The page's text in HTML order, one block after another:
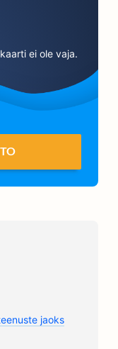
ei ole vaja.
jaoks